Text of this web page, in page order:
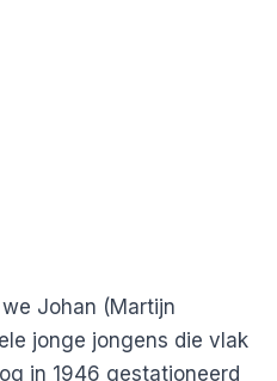
Johan (Martijn
jonge jongens die vlak
in 1946 gestationeerd